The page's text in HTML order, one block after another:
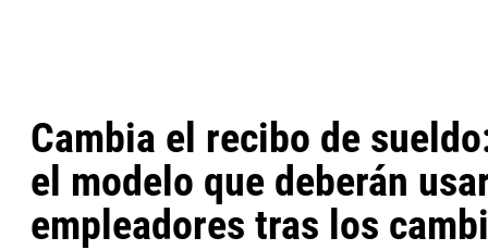
Cambia el recibo de
el modelo que deberán
empleadores tras los